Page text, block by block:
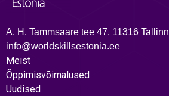
A. H. Tammsaare tee 47, 11316 Tallinn
info@worldskillsestonia.ee
Meist
Õppimisvõimalused
Uudised